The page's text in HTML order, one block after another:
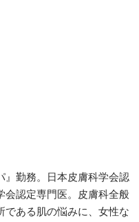
』勤務。日本皮膚科学会認
会認定専門医。皮膚科全般
である肌の悩みに、女性な